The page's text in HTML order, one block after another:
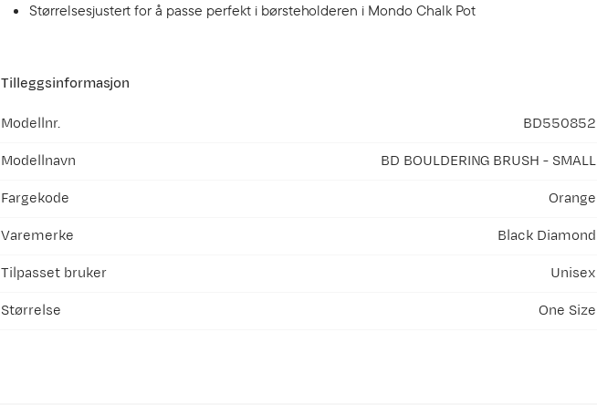
Størrelsesjustert for å passe perfekt i børsteholderen i Mondo Chalk Pot
Tilleggsinformasjon
Modellnr.
BD550852
Modellnavn
BD BOULDERING BRUSH - SMALL
Fargekode
Orange
Varemerke
Black Diamond
Tilpasset bruker
Unisex
Størrelse
One Size